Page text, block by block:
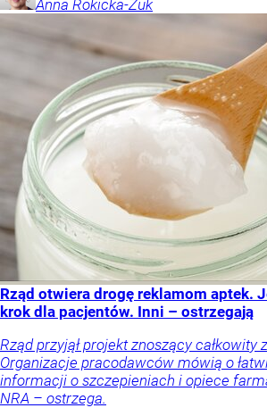
Anna Rokicka-Żuk
Rząd otwiera drogę reklamom aptek.
krok dla pacjentów. Inni – ostrzegają
Rząd przyjął projekt znoszący całkowity
Organizacje pracodawców mówią o
informacji o szczepieniach i opiece
NRA – ostrzega.